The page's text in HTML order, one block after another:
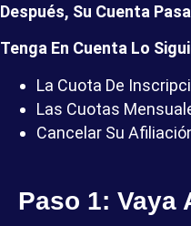
Después, Su Cuenta
Tenga En Cuenta Lo
La Cuota De
Las Cuotas
Cancelar Su
Paso 1: Vaya